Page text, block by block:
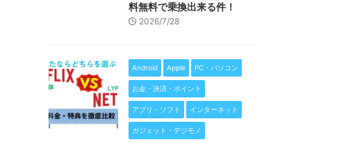
料無料で乗換出来る件！
2026/7/28
Android Apple PC・パソコン
お金・決済・ポイント
アプリ・ソフト インターネット
ガジェット・デジモノ